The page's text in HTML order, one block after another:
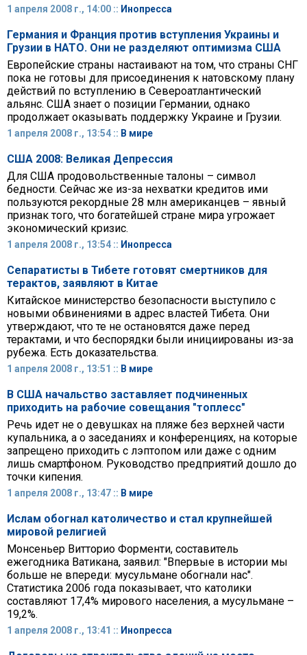
1 апреля 2008 г., 14:00 :: Инопресса
Германия и Франция против вступления Украины и
Грузии в НАТО. Они не разделяют оптимизма США
Европейские страны настаивают на том, что страны СНГ
пока не готовы для присоединения к натовскому плану
действий по вступлению в Североатлантический
альянс. США знает о позиции Германии, однако
продолжает оказывать поддержку Украине и Грузии.
1 апреля 2008 г., 13:54 :: В мире
США 2008: Великая Депрессия
Для США продовольственные талоны – символ
бедности. Сейчас же из-за нехватки кредитов ими
пользуются рекордные 28 млн американцев – явный
признак того, что богатейшей стране мира угрожает
экономический кризис.
1 апреля 2008 г., 13:54 :: Инопресса
Сепаратисты в Тибете готовят смертников для
терактов, заявляют в Китае
Китайское министерство безопасности выступило с
новыми обвинениями в адрес властей Тибета. Они
утверждают, что те не остановятся даже перед
терактами, и что беспорядки были инициированы из-за
рубежа. Есть доказательства.
1 апреля 2008 г., 13:51 :: В мире
В США начальство заставляет подчиненных
приходить на рабочие совещания "топлесс"
Речь идет не о девушках на пляже без верхней части
купальника, а о заседаниях и конференциях, на которые
запрещено приходить с лэптопом или даже с одним
лишь смартфоном. Руководство предприятий дошло до
точки кипения.
1 апреля 2008 г., 13:47 :: В мире
Ислам обогнал католичество и стал крупнейшей
мировой религией
Монсеньер Витторио Форменти, составитель
ежегодника Ватикана, заявил: "Впервые в истории мы
больше не впереди: мусульмане обогнали нас".
Статистика 2006 года показывает, что католики
составляют 17,4% мирового населения, а мусульмане –
19,2%.
1 апреля 2008 г., 13:41 :: Инопресса